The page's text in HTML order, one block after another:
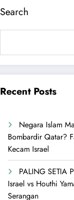
Search
Recent Posts
Negara Islam
Bombardir Qatar?
Kecam Israel
PALING SETIA
Israel vs Houthi
Serangan